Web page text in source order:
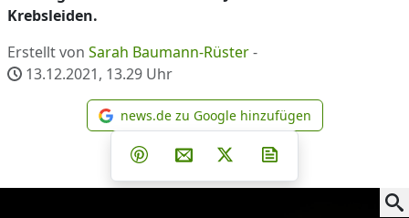
Krebsleiden.
Erstellt von Sarah Baumann-Rüster-
13.12.2021, 13.29 Uhr
news.de zu Google
news.de zu Google hinzufügen
Teilen auf Facebook
Teilen auf Whatsapp
Teilen auf Telegram
Teilen auf Pinterest
Per E-Mail teilen
Post auf X